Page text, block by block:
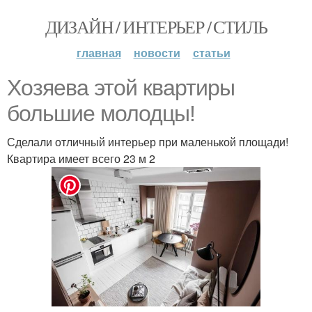
ДИЗАЙН / ИНТЕРЬЕР / СТИЛЬ
главная новости статьи
Хозяева этой квартиры
большие молодцы!
Сделали отличный интерьер при маленькой площади!
Квартира имеет всего 23 м 2